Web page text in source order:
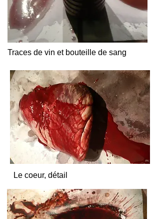
Traces de vin et bouteille de sang
Le coeur, détail